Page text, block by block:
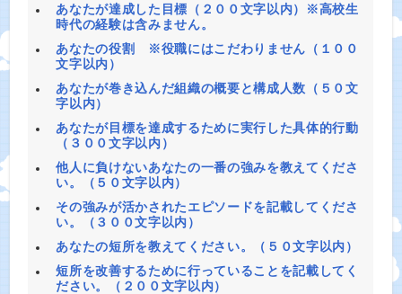
あなたが達成した目標（２００文字以内）※高校生
時代の経験は含みません。
あなたの役割 ※役職にはこだわりません（１００
文字以内）
あなたが巻き込んだ組織の概要と構成人数（５０文
字以内）
あなたが目標を達成するために実行した具体的行動
（３００文字以内）
他人に負けないあなたの一番の強みを教えてくださ
い。（５０文字以内）
その強みが活かされたエピソードを記載してくださ
い。（３００文字以内）
あなたの短所を教えてください。（５０文字以内）
短所を改善するために行っていることを記載してく
ださい。（２００文字以内）